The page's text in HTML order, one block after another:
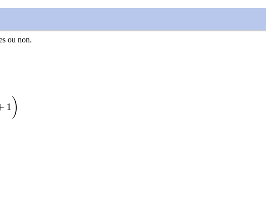
ou non.
\dfrac{8}{7}t+1 \right)
1 )